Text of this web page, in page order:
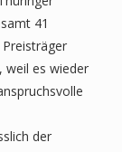
41
weil es wieder
der